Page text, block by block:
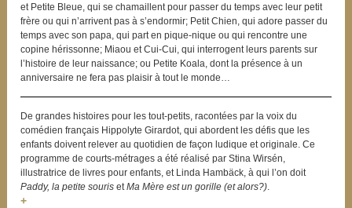
et Petite Bleue, qui se chamaillent pour passer du temps avec leur petit
frère ou qui n’arrivent pas à s’endormir; Petit Chien, qui adore passer du
temps avec son papa, qui part en pique-nique ou qui rencontre une
copine hérissonne; Miaou et Cui-Cui, qui interrogent leurs parents sur
l’histoire de leur naissance; ou Petite Koala, dont la présence à un
anniversaire ne fera pas plaisir à tout le monde…
De grandes histoires pour les tout-petits, racontées par la voix du
comédien français Hippolyte Girardot, qui abordent les défis que les
enfants doivent relever au quotidien de façon ludique et originale. Ce
programme de courts-métrages a été réalisé par Stina Wirsén,
illustratrice de livres pour enfants, et Linda Hambäck, à qui l’on doit
Paddy, la petite souriset Ma Mère est un gorille (et alors?).
+